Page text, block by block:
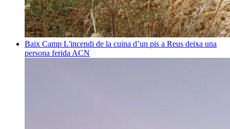
Baix Camp L'incendi de la cuina d’un pis a Reus deixa una
persona ferida ACN